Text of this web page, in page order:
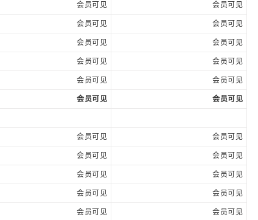
会员可见 会员可见
会员可见 会员可见
会员可见 会员可见
会员可见 会员可见
会员可见 会员可见
会员可见 会员可见
会员可见 会员可见
会员可见 会员可见
会员可见 会员可见
会员可见 会员可见
会员可见 会员可见